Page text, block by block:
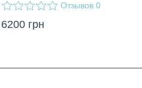
Отзывов 0
6200 грн